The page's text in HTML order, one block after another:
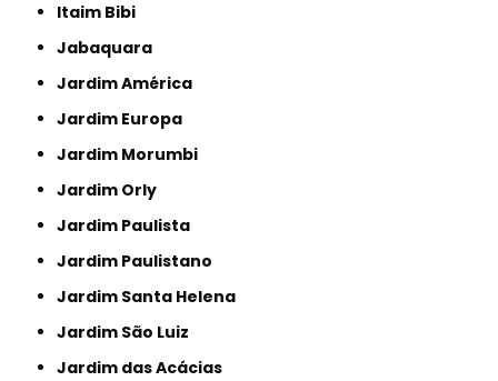
Itaim Bibi
Jabaquara
Jardim América
Jardim Europa
Jardim Morumbi
Jardim Orly
Jardim Paulista
Jardim Paulistano
Jardim Santa Helena
Jardim São Luiz
Jardim das Acácias